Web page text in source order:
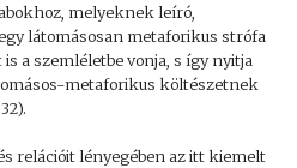
melyeknek leíró,
látomásosan metaforikus strófa
a szemléletbe vonja, s így nyitja
metaforikus költészetnek
relációit lényegében az itt kiemelt